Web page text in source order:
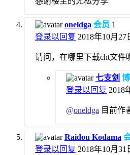
oneldga 会员 1
登录以回复 2018年10月27
请问，在哪里下载cht文件
七支剑
登录以回复 2018
@oneldga 目前作
Raidou Kodama
登录以回复 2018年10月31